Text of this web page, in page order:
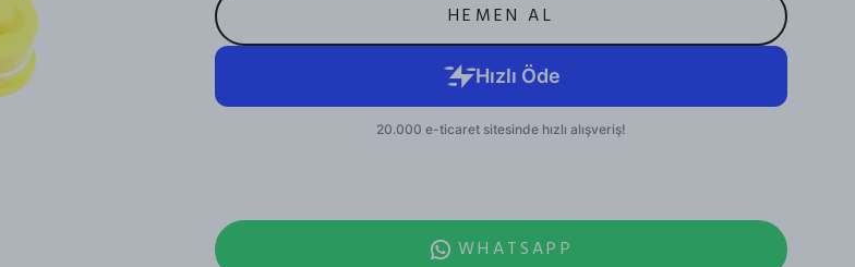
HEMEN AL
WHATSAPP